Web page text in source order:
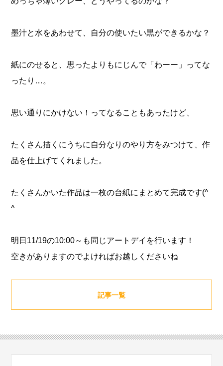
墨汁と水をあわせて、自分の使いたい黒ができるかな？
紙にのせると、思ったよりもにじんで「わーー」ってな
ったり…。
思い通りにかけない！ってなることもあったけど、
たくさん描くにうちに自分なりのやり方をみつけて、作
品を仕上げてくれました。
たくさんかいた作品は一枚の台紙にまとめて完成です(^
^
明日11/19の10:00～も同じアートデイを行います！
空きがありますのでよければお越しくださいね
記事一覧